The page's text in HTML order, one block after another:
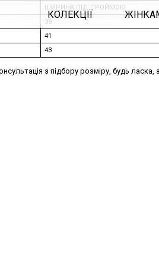
КОЛЕКЦІЇ
ШИРИНА ПІД ПРОЙМОЮ
39
41
43
з підбору розміру, будь ласка,